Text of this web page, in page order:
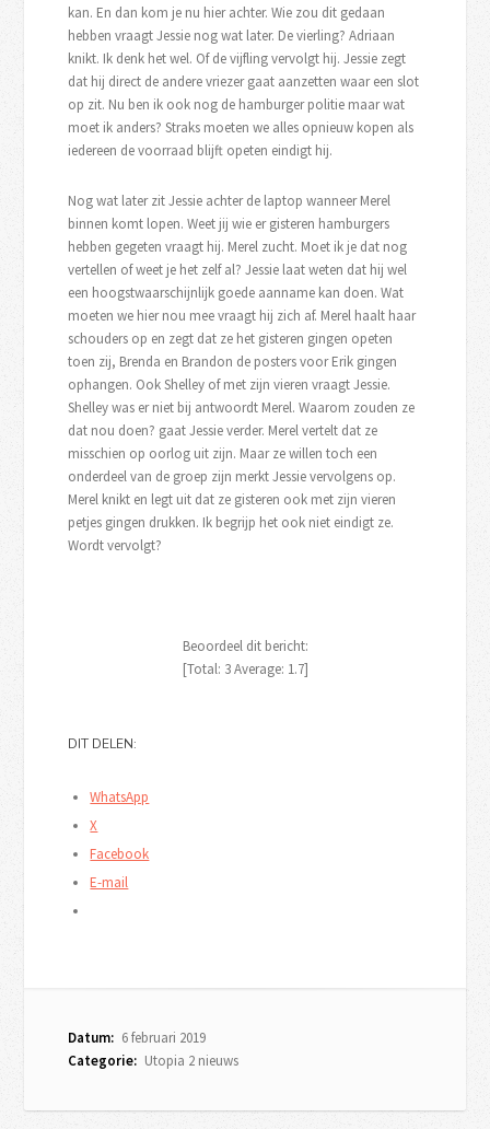
kan. En dan kom je nu hier achter. Wie zou dit gedaan
hebben vraagt Jessie nog wat later. De vierling? Adriaan
knikt. Ik denk het wel. Of de vijfling vervolgt hij. Jessie zegt
dat hij direct de andere vriezer gaat aanzetten waar een slot
op zit. Nu ben ik ook nog de hamburger politie maar wat
moet ik anders? Straks moeten we alles opnieuw kopen als
iedereen de voorraad blijft opeten eindigt hij.
Nog wat later zit Jessie achter de laptop wanneer Merel
binnen komt lopen. Weet jij wie er gisteren hamburgers
hebben gegeten vraagt hij. Merel zucht. Moet ik je dat nog
vertellen of weet je het zelf al? Jessie laat weten dat hij wel
een hoogstwaarschijnlijk goede aanname kan doen. Wat
moeten we hier nou mee vraagt hij zich af. Merel haalt haar
schouders op en zegt dat ze het gisteren gingen opeten
toen zij, Brenda en Brandon de posters voor Erik gingen
ophangen. Ook Shelley of met zijn vieren vraagt Jessie.
Shelley was er niet bij antwoordt Merel. Waarom zouden ze
dat nou doen? gaat Jessie verder. Merel vertelt dat ze
misschien op oorlog uit zijn. Maar ze willen toch een
onderdeel van de groep zijn merkt Jessie vervolgens op.
Merel knikt en legt uit dat ze gisteren ook met zijn vieren
petjes gingen drukken. Ik begrijp het ook niet eindigt ze.
Wordt vervolgt?
Beoordeel dit bericht:
[Total: 3Average: 1.7]
DIT DELEN:
WhatsApp
X
Facebook
E-mail
Datum: 6 februari 2019
Categorie: Utopia 2 nieuws